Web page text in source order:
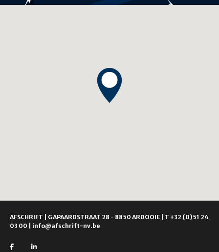
AFSCHRIFT | GAPAARDSTRAAT 28 - 8850 ARDOOIE | T +32 (0)51 24
03 00
info@afschrift-nv.be